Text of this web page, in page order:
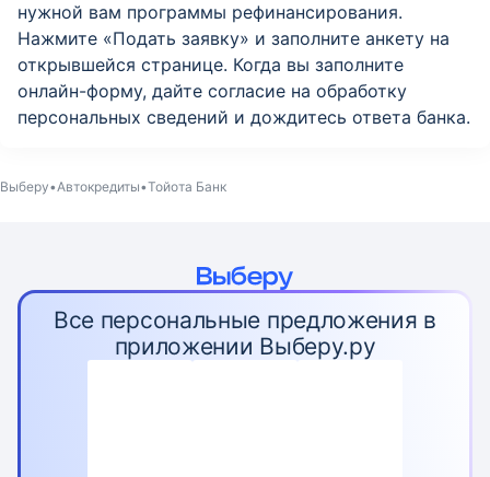
нужной вам программы рефинансирования.
Нажмите «Подать заявку» и заполните анкету на
открывшейся странице. Когда вы заполните
онлайн-форму, дайте согласие на обработку
персональных сведений и дождитесь ответа банка.
Выберу Автокредиты Тойота Банк
Все персональные предложения в
приложении Выберу.ру